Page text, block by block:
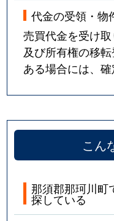
代金の受領・物
売買代金を受け
及び所有権の移
ある場合には、確
こん
那須郡那珂川町
探している